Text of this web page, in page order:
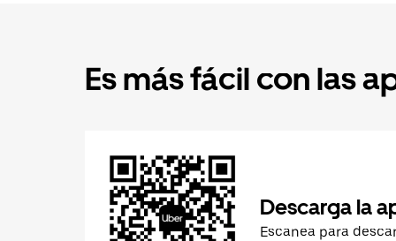
Es más fácil con las
Descarga la
Escanea para